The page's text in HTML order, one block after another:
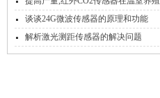
的重要应用
谈谈24G微波传感器的原理和功能
解析激光测距传感器的解决问题